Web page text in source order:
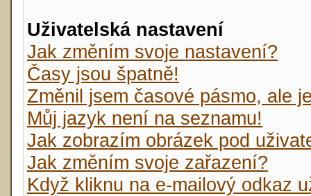
Uživatelská nastavení
Jak změním svoje nastavení?
Časy jsou špatně!
Změnil jsem časové pásmo, ale
Můj jazyk není na seznamu!
Jak zobrazím obrázek pod
Jak změním svoje zařazení?
Když kliknu na e-mailový odkaz